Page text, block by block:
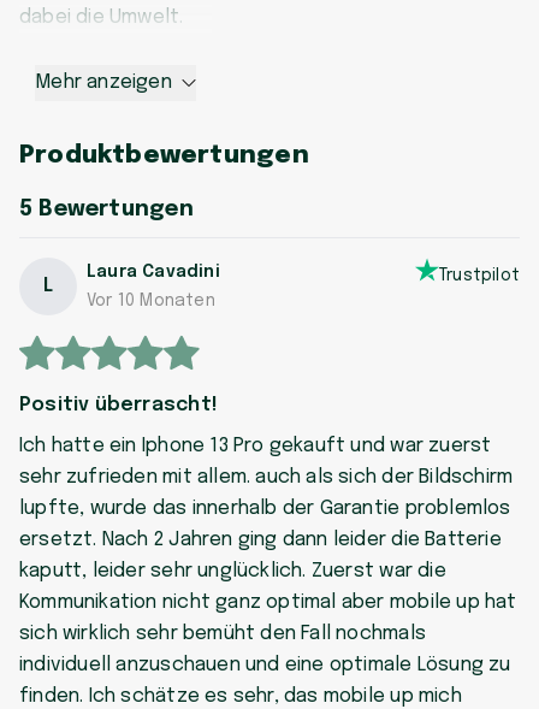
dabei die Umwelt.
Mehr anzeigen
Produktbewertungen
5 Bewertungen
L
Laura Cavadini
Vor 10 Monaten
Trustpilot
Positiv überrascht!
Ich hatte ein Iphone 13 Pro gekauft und war zuerst
sehr zufrieden mit allem. auch als sich der Bildschirm
lupfte, wurde das innerhalb der Garantie problemlos
ersetzt. Nach 2 Jahren ging dann leider die Batterie
kaputt, leider sehr unglücklich. Zuerst war die
Kommunikation nicht ganz optimal aber mobile up hat
sich wirklich sehr bemüht den Fall nochmals
individuell anzuschauen und eine optimale Lösung zu
finden. Ich schätze es sehr, das mobile up mich